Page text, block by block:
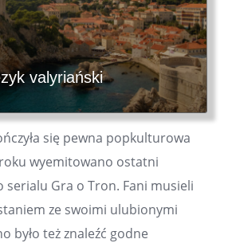
valyriański
się pewna popkulturowa
wyemitowano ostatni
serialu Gra o Tron. Fani musieli
ze swoimi ulubionymi
było też znaleźć godne